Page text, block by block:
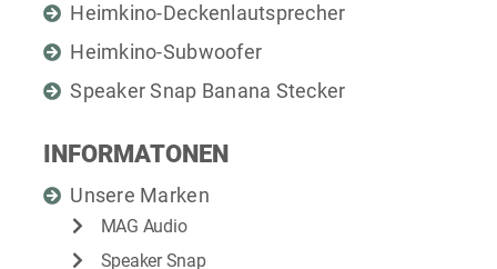
Heimkino-Deckenlautsprecher
Heimkino-Subwoofer
Speaker Snap Banana Stecker
INFORMATONEN
Unsere Marken
MAG Audio
Speaker Snap